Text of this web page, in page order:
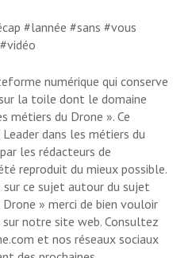
#lannée #sans #vous
numérique qui conserve
la toile dont le domaine
métiers du Drone ». Ce
dans les métiers du
les rédacteurs de
reproduit du mieux possible.
ce sujet autour du sujet
» merci de bien vouloir
notre site web. Consultez
et nos réseaux sociaux